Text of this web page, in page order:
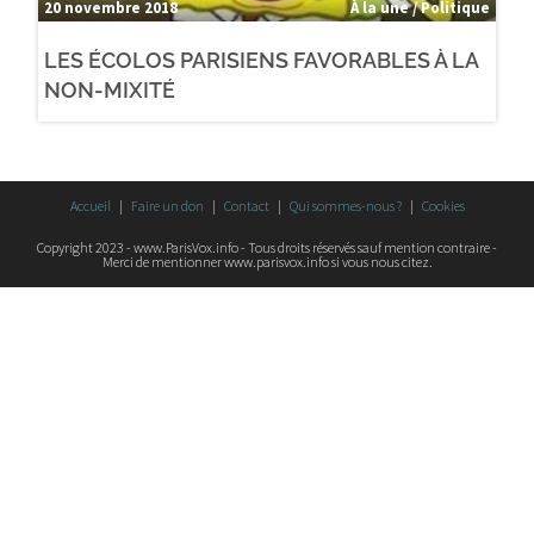
20 novembre 2018 À la une / Politique
LES ÉCOLOS PARISIENS FAVORABLES À LA
NON-MIXITÉ
Accueil Faire un don Contact Qui sommes-nous ? Cookies
Copyright 2023 - www.ParisVox.info - Tous droits réservés sauf mention contraire -
Merci de mentionner www.parisvox.info si vous nous citez.